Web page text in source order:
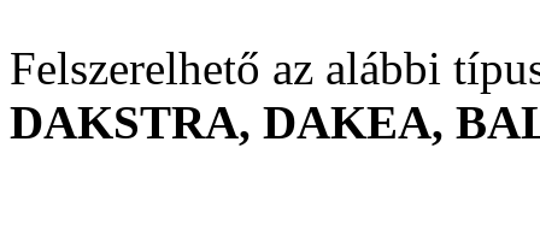
Felszerelhető az alábbi
DAKSTRA, DAKEA,